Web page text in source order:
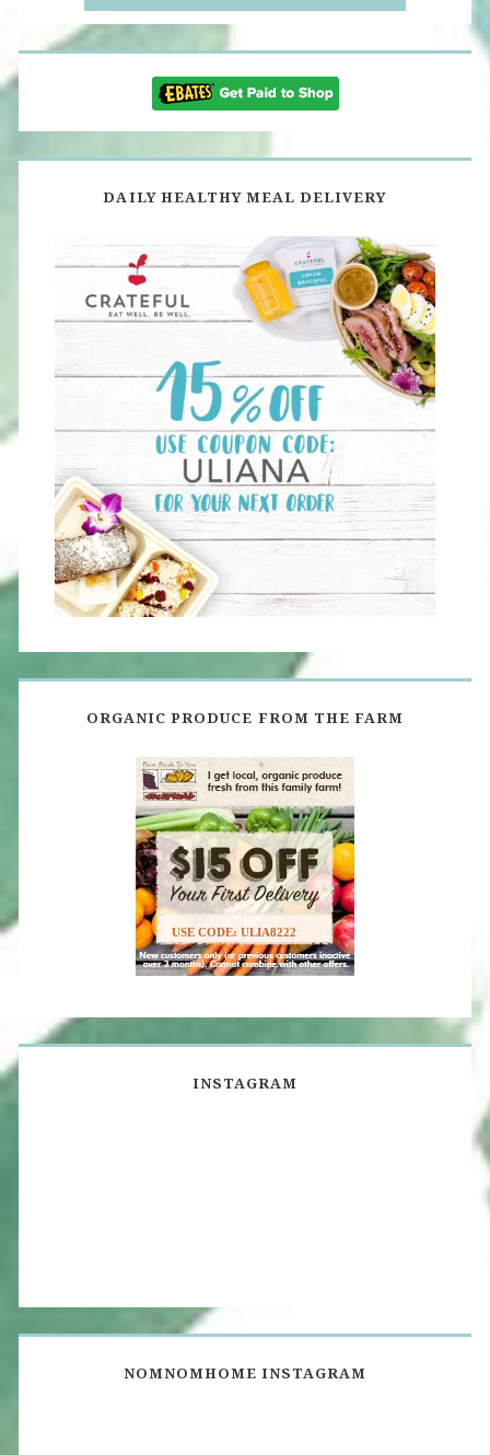
DAILY HEALTHY MEAL DELIVERY
ORGANIC PRODUCE FROM THE FARM
USE CODE: ULIA8222
INSTAGRAM
NOMNOMHOME INSTAGRAM